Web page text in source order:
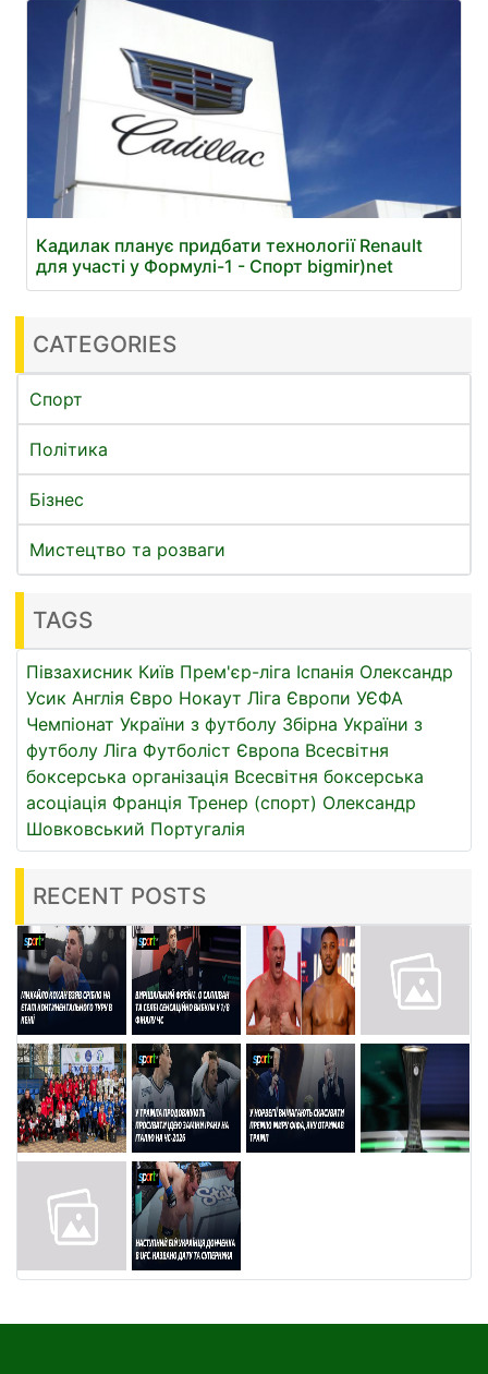
Кадилак планує придбати технології Renault
для участі у Формулі-1 - Спорт bigmir)net
CATEGORIES
Спорт
Політика
Бізнес
Мистецтво та розваги
TAGS
Півзахисник Київ Прем'єр-ліга Іспанія Олександр
Усик Англія Євро Нокаут Ліга Європи УЄФА
Чемпіонат України з футболу Збірна України з
футболу Ліга Футболіст Європа Всесвітня
боксерська організація Всесвітня боксерська
асоціація Франція Тренер (спорт) Олександр
Шовковський Португалія
RECENT POSTS